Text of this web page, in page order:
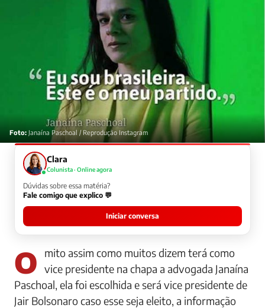
Foto: Janaína Paschoal / Reprodução Instagram
Clara
Colunista · Online agora
Dúvidas sobre essa matéria?
Fale comigo que explico 💬
Iniciar conversa
O mito assim como muitos dizem terá como vice presidente na chapa a advogada Janaína
Paschoal, ela foi escolhida e será vice presidente de
Jair Bolsonaro caso esse seja eleito, a informação